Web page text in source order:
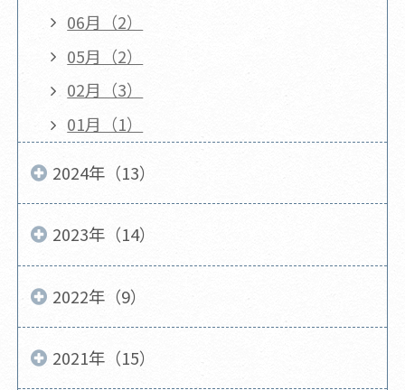
06月（2）
05月（2）
02月（3）
01月（1）
2024年（13）
2023年（14）
2022年（9）
2021年（15）